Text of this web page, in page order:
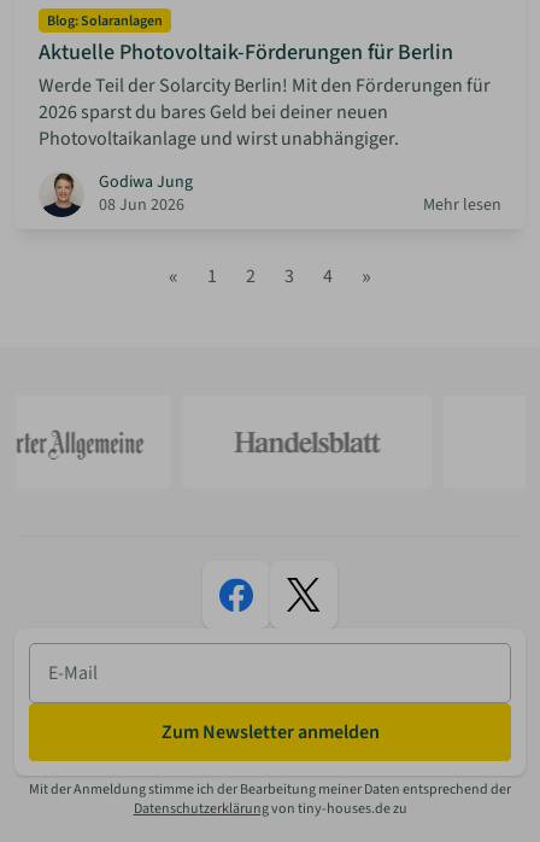
Blog: Solaranlagen
Aktuelle Photovoltaik-Förderungen für Berlin
Werde Teil der Solarcity Berlin! Mit den Förderungen für
2026 sparst du bares Geld bei deiner neuen
Photovoltaikanlage und wirst unabhängiger.
Godiwa Jung
08 Jun 2026
Mehr lesen
« 1 2 3 4 »
E-
Mail
Zum Newsletter anmelden
Mit der Anmeldung stimme ich der Bearbeitung meiner Daten entsprechend der
Datenschutzerklärungvon tiny-houses.de zu